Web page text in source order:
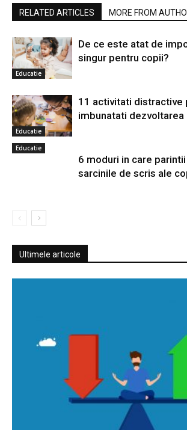
RELATED ARTICLES MORE FROM
Educatie
De ce este atat de
singur pentru copii?
Educatie
11 activitati distractive
imbunatati dezvoltarea
Educatie
6 moduri in care
sarcinile de scris ale
Ultimele articole